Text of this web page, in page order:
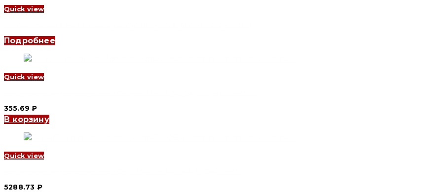
Quick view
Подробнее
Quick view
355.69₽
В корзину
Quick view
5288.73 ₽